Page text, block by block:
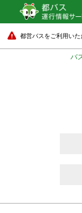
都営バスをご利用いた
バ